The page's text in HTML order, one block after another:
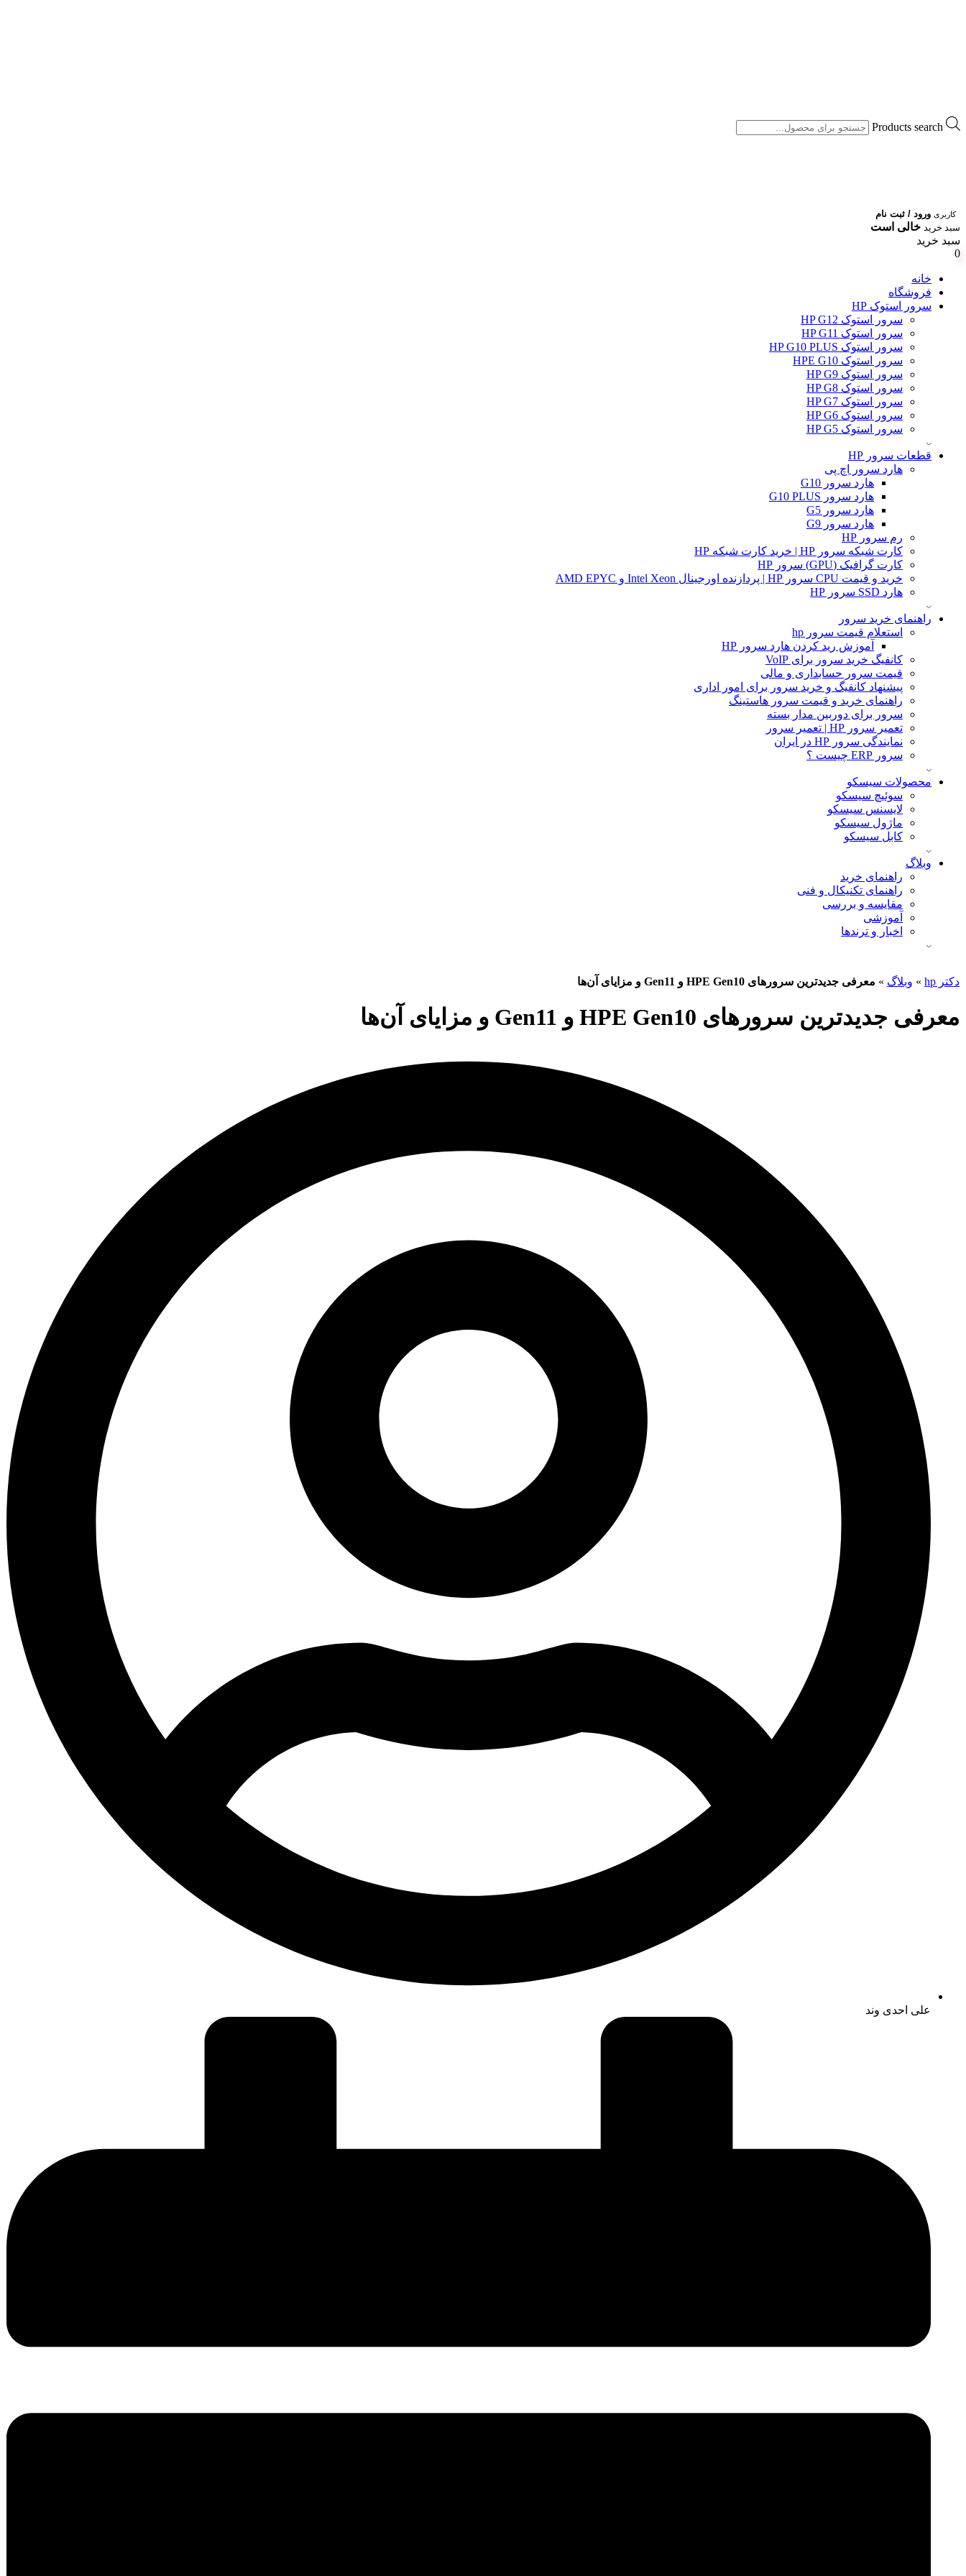
Products search
کاربری ورود / ثبت نام
سبد خرید خالی است
سبد خرید
0
خانه
فروشگاه
سرور استوک HP
سرور استوک HP G12
سرور استوک HP G11
سرور استوک HP G10 PLUS
سرور استوک HPE G10
سرور استوک HP G9
سرور استوک HP G8
سرور استوک HP G7
سرور استوک HP G6
سرور استوک HP G5
قطعات سرور HP
هارد سرور اچ پی
هارد سرور G10
هارد سرور G10 PLUS
هارد سرور G5
هارد سرور G9
رم سرور HP
کارت شبکه سرور HP | خرید کارت شبکه HP
کارت گرافیک (GPU) سرور HP
خرید و قیمت CPU سرور HP | پردازنده اورجینال Intel Xeon و AMD EPYC
هارد SSD سرور HP
راهنمای خرید سرور
استعلام قیمت سرور hp
آموزش ريد كردن هارد سرور HP
کانفیگ خرید سرور برای VoIP
قیمت سرور حسابداری و مالی
پیشنهاد کانفیگ و خرید سرور برای امور اداری
راهنمای خرید و قیمت سرور هاستینگ
سرور برای دوربین مدار بسته
تعمیر سرور HP | تعمیر سرور
نمایندگی سرور HP در ایران
سرور ERP چیست ؟
محصولات سیسکو
سوئیچ سیسکو
لایسنس سیسکو
ماژول سیسکو
کابل سیسکو
وبلاگ
راهنمای خرید
راهنمای تکنیکال و فنی
مقایسه و بررسی
آموزشی
اخبار و ترندها
دکتر hp » وبلاگ » معرفی جدیدترین سرورهای HPE Gen10 و Gen11 و مزایای آن‌ها
معرفی جدیدترین سرورهای HPE Gen10 و Gen11 و مزایای آن‌ها
علی احدی وند